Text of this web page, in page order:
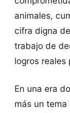
animales,
cifra digna
trabajo de
logros reales
En una era
más un